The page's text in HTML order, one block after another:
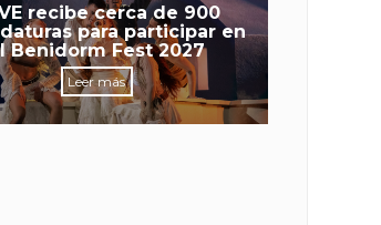
recibe cerca de 900
para participar en
Benidorm Fest 2027
Leer más